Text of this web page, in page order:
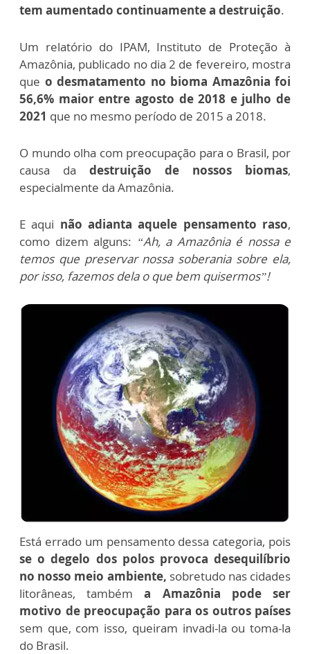
tem aumentado continuamente a destruição.
Um relatório do IPAM, Instituto de Proteção à
Amazônia, publicado no dia 2 de fevereiro, mostra
que o desmatamento no bioma Amazônia foi
56,6% maior entre agosto de 2018 e julho de
2021 que no mesmo período de 2015 a 2018.
O mundo olha com preocupação para o Brasil, por
causa da destruição de nossos biomas,
especialmente da Amazônia.
E aqui não adianta aquele pensamento raso,
como dizem alguns: “Ah, a Amazônia é nossa e
temos que preservar nossa soberania sobre ela,
por isso, fazemos dela o que bem quisermos”!
Está errado um pensamento dessa categoria, pois
se o degelo dos polos provoca desequilíbrio
no nosso meio ambiente, sobretudo nas cidades
litorâneas, tambéma Amazônia pode ser
motivo de preocupação para os outros países
sem que, com isso, queiram invadi-la ou toma-la
do Brasil.